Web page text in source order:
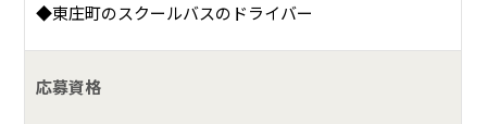
ります。
◆東庄町のスクールバスのドライバー
応募資格